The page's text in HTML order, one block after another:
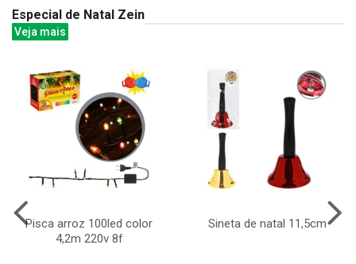
Especial de Natal Zein
Veja mais
Pisca arroz 100led color
4,2m 220v 8f
Sineta de natal 11,5cm